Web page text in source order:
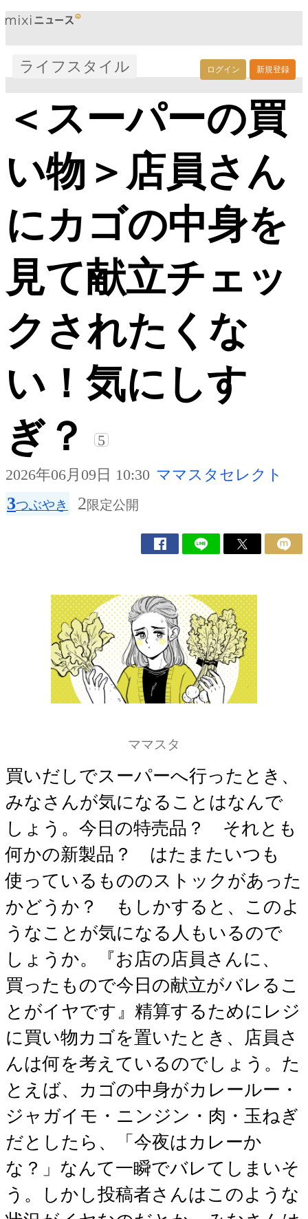
ログイン 新規登録
ライフスタイル
＜スーパーの買
い物＞店員さん
にカゴの中身を
見て献立チェッ
クされたくな
い！気にしす
ぎ？
5
2026年06月09日 10:30 ママスタセレクト
3つぶやき 2限定公開
ママスタ
買いだしでスーパーへ行ったとき、
みなさんが気になることはなんで
しょう。今日の特売品？ それとも
何かの新製品？ はたまたいつも
使っているもののストックがあった
かどうか？ もしかすると、このよ
うなことが気になる人もいるので
しょうか。『お店の店員さんに、
買ったもので今日の献立がバレるこ
とがイヤです』精算するためにレジ
に買い物カゴを置いたとき、店員さ
んは何を考えているのでしょう。た
とえば、カゴの中身がカレールー・
ジャガイモ・ニンジン・肉・玉ねぎ
だとしたら、「今夜はカレーか
な？」なんて一瞬でバレてしまいそ
う。しかし投稿者さんはこのような